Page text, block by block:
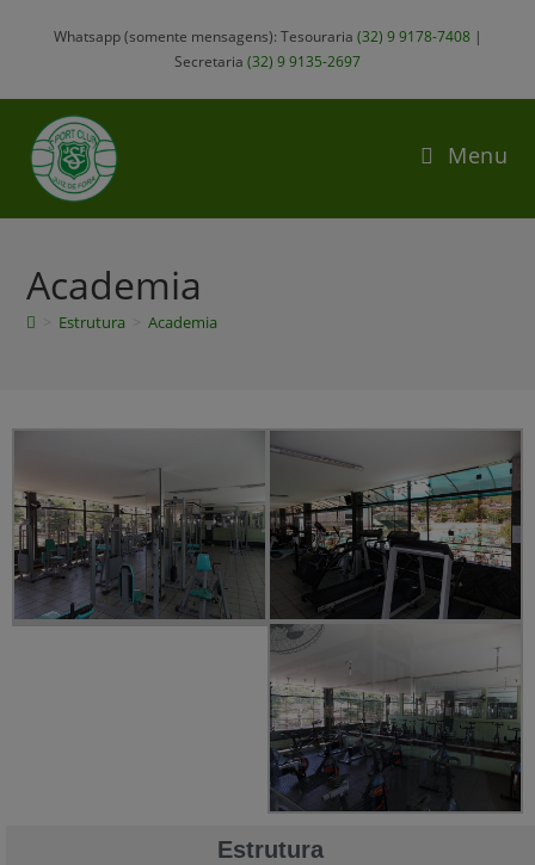
Whatsapp (somente mensagens): Tesouraria (32) 9 9178-7408 |
Secretaria (32) 9 9135-2697
Menu
Academia
Estrutura Academia
Estrutura